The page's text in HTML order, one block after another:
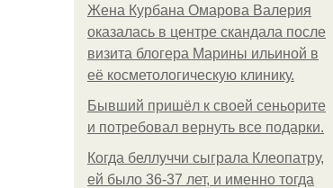
Жена Курбана Омарова Валерия
оказалась в центре скандала после
визита блогера Марины ильиной в
её косметологическую клинику.
Бывший пришёл к своей сеньорите
и потребовал вернуть все подарки.
Когда беллуччи сыграла Клеопатру,
ей было 36-37 лет, и именно тогда